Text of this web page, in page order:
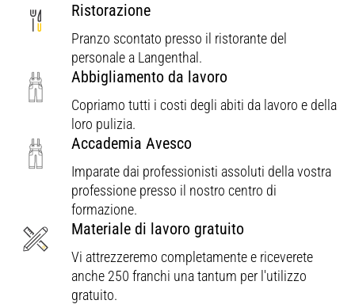
Ristorazione
Pranzo scontato presso il ristorante del
personale a Langenthal.
Abbigliamento da lavoro
Copriamo tutti i costi degli abiti da lavoro e della
loro pulizia.
Accademia Avesco
Imparate dai professionisti assoluti della vostra
professione presso il nostro centro di
formazione.
Materiale di lavoro gratuito
Vi attrezzeremo completamente e riceverete
anche 250 franchi una tantum per l'utilizzo
gratuito.